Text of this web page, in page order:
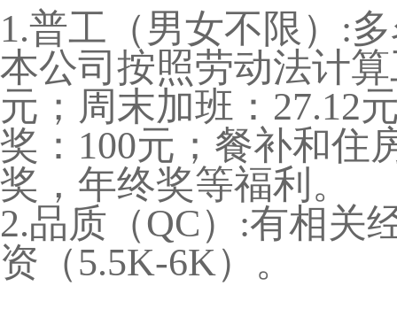
1.普工（男女不限）:
本公司按照劳动法计
元；周末加班：27.12
奖：100元；餐补和住
奖，年终奖等福利。
2.品质（QC）:有相关
资（5.5K-6K）。